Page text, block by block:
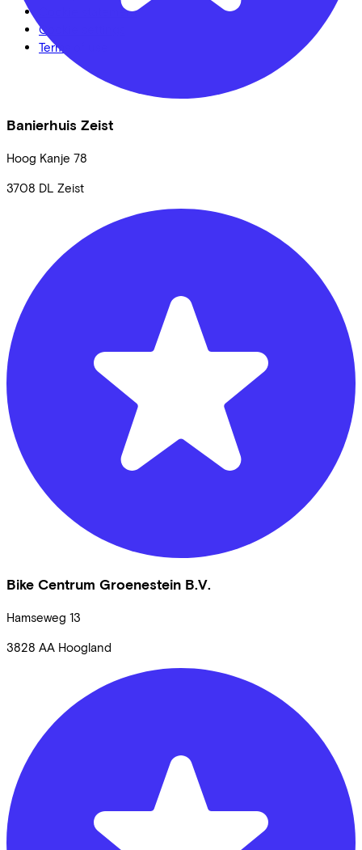
Banierhuis Zeist
Hoog Kanje 78
3708 DL Zeist
Bike Centrum Groenestein B.V.
Hamseweg 13
3828 AA Hoogland
Cookie statement
Cookie settings
Terms of use